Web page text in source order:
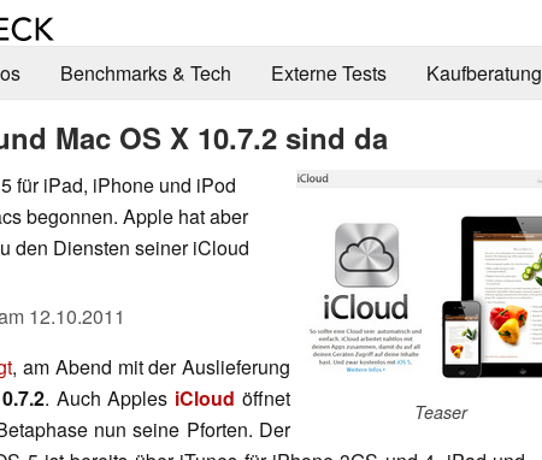
Benchmarks & Tech Externe Tests Kaufberatung
Mac OS X 10.7.2 sind da
Teaser
für iPad, iPhone und iPod
begonnen. Apple hat aber
den Diensten seiner iCloud
12.10.2011
, am Abend mit der Auslieferung
. Auch Apples iCloud öffnet
nun seine Pforten. Der